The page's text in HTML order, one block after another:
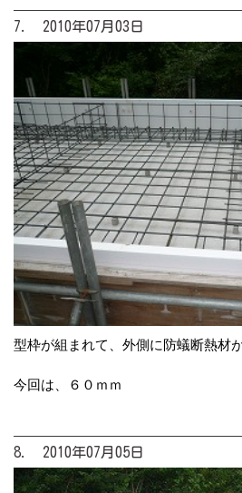
7. 2010年07月03日
型枠が組まれて、外側に防蟻断熱材
今回は、６０ｍｍ
8. 2010年07月05日